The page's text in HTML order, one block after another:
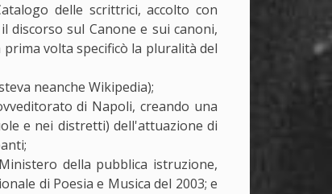
delle scrittrici, accolto con
discorso sul Canone e sui canoni,
volta specificò la pluralità del
neanche Wikipedia);
di Napoli, creando una
e nei distretti) dell'attuazione di
della pubblica istruzione,
di Poesia e Musica del 2003; e